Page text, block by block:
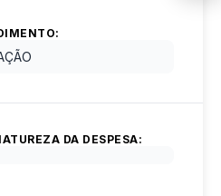
DA DESPESA: